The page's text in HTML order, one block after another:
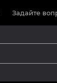
Задайте